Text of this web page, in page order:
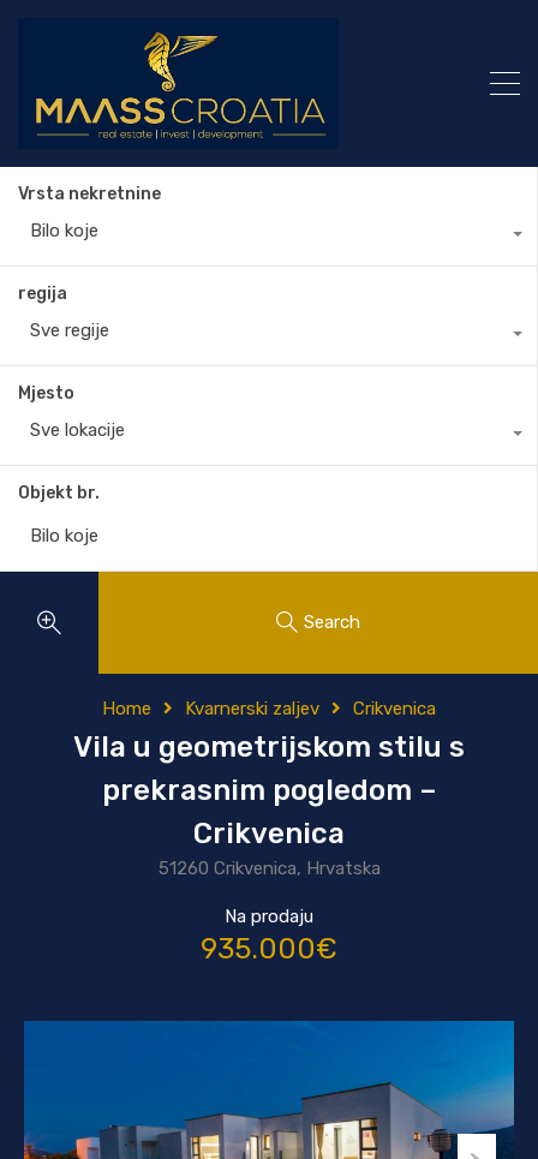
Vrsta nekretnine
Bilo koje
regija
Sve regije
Mjesto
Sve lokacije
Objekt br.
Search
Home Kvarnerski zaljev Crikvenica
Vila u geometrijskom stilu s
prekrasnim pogledom –
Crikvenica
51260 Crikvenica, Hrvatska
Na prodaju
935.000€